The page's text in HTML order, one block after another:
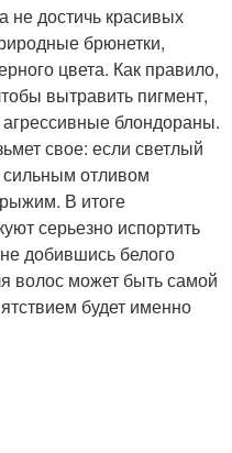
не достичь красивых
брюнетки,
цвета. Как правило,
вытравить пигмент,
блондораны.
свое: если светлый
сильным отливом
В итоге
серьезно испортить
добившись белого
волос может быть самой
будет именно